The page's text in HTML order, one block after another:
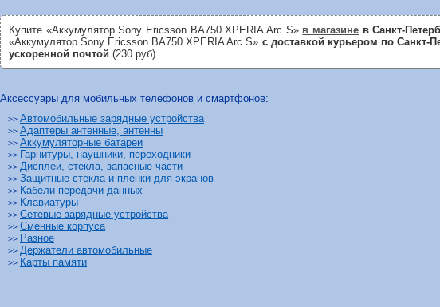
Купите «Аккумулятор Sony Ericsson BA750 XPERIA Arc S» в магазине в Санкт-
«Аккумулятор Sony Ericsson BA750 XPERIA Arc S» с доставкой курьером по Санкт-
ускоренной почтой (230 руб).
Аксессуары для мобильных телефонов и смартфонов:
>> Автомобильные зарядные устройства
>> Адаптеры антенные, антенны
>> Аккумуляторные батареи
>> Гарнитуры, наушники, переходники
>> Дисплеи, стекла, запасные части
>> Защитные стекла и пленки для экранов
>> Кабели передачи данных
>> Клавиатуры
>> Сетевые зарядные устройства
>> Сменные корпуса
>> Разное
>> Держатели автомобильные
>> Карты памяти